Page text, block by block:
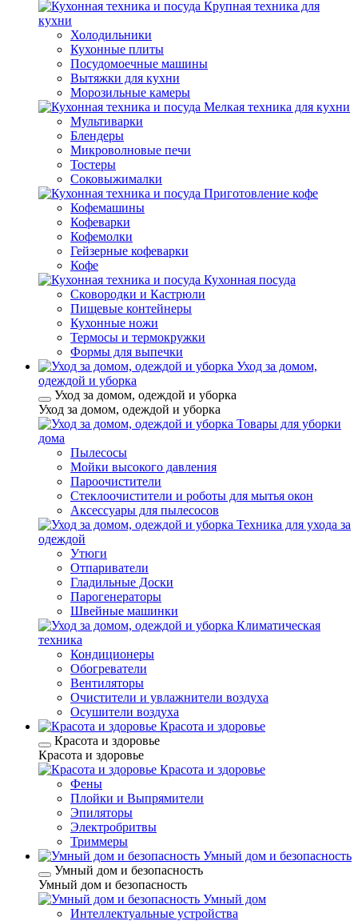
Крупная техника для
кухни
Холодильники
Кухонные плиты
Посудомоечные машины
Вытяжки для кухни
Морозильные камеры
Мелкая техника для кухни
Мультиварки
Блендеры
Микроволновые печи
Тостеры
Соковыжималки
Приготовление кофе
Кофемашины
Кофеварки
Кофемолки
Гейзерные кофеварки
Кофе
Кухонная посуда
Сковородки и Кастрюли
Пищевые контейнеры
Кухонные ножи
Термосы и термокружки
Формы для выпечки
Уход за домом,
одеждой и уборка
Уход за домом, одеждой и уборка
Уход за домом, одеждой и уборка
Товары для уборки
дома
Пылесосы
Мойки высокого давления
Пароочистители
Стеклоочистители и роботы для мытья окон
Аксессуары для пылесосов
Техника для ухода за
одеждой
Утюги
Отпариватели
Гладильные Доски
Парогенераторы
Швейные машинки
Климатическая
техника
Кондиционеры
Обогреватели
Вентиляторы
Очистители и увлажнители воздуха
Осушители воздуха
Красота и здоровье
Красота и здоровье
Красота и здоровье
Красота и здоровье
Фены
Плойки и Выпрямители
Эпиляторы
Электробритвы
Триммеры
Умный дом и безопасность
Умный дом и безопасность
Умный дом и безопасность
Умный дом
Интеллектуальные устройства